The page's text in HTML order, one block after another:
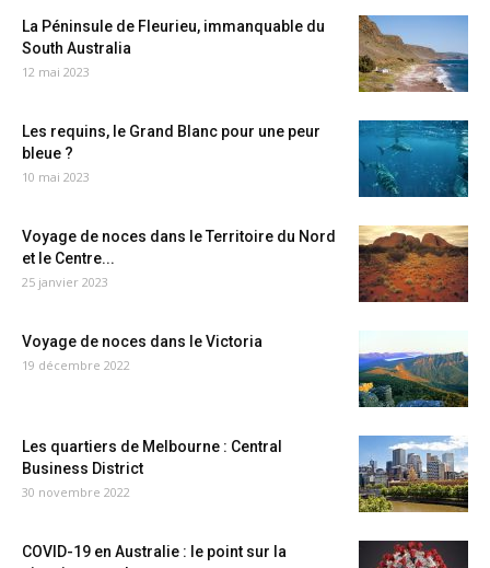
La Péninsule de Fleurieu, immanquable du
South Australia
12 mai 2023
Les requins, le Grand Blanc pour une peur
bleue ?
10 mai 2023
Voyage de noces dans le Territoire du Nord
et le Centre...
25 janvier 2023
Voyage de noces dans le Victoria
19 décembre 2022
Les quartiers de Melbourne : Central
Business District
30 novembre 2022
COVID-19 en Australie : le point sur la